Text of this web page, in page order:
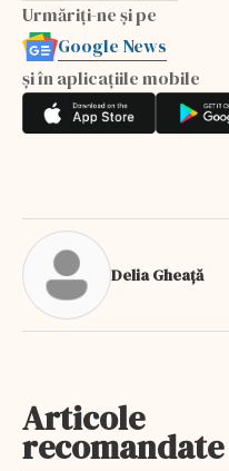
Urmăriți-ne și pe
Google News
și în aplicațiile mobile
Delia Gheață
Articole
recomandate